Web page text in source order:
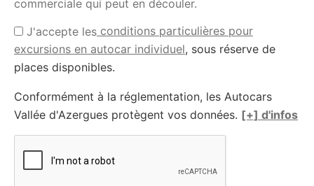
commerciale qui peut en découler.
J'accepte les conditions particulières pour
excursions en autocar individuel, sous réserve de
places disponibles.
Conformément à la réglementation, les Autocars
Vallée d'Azergues protègent vos données. [+] d'infos